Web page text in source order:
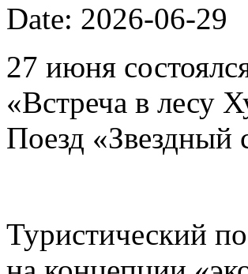
Date: 2026-06-29
27 июня
«Встреча в лесу
Поезд
Туристический